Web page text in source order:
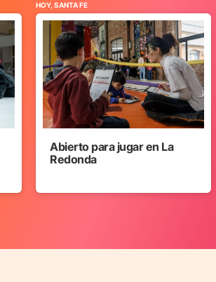
HOY, SANTA FE
Abierto para jugar en La
Redonda